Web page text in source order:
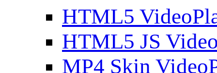
HTML5
HTML5 JS
MP4 Skin